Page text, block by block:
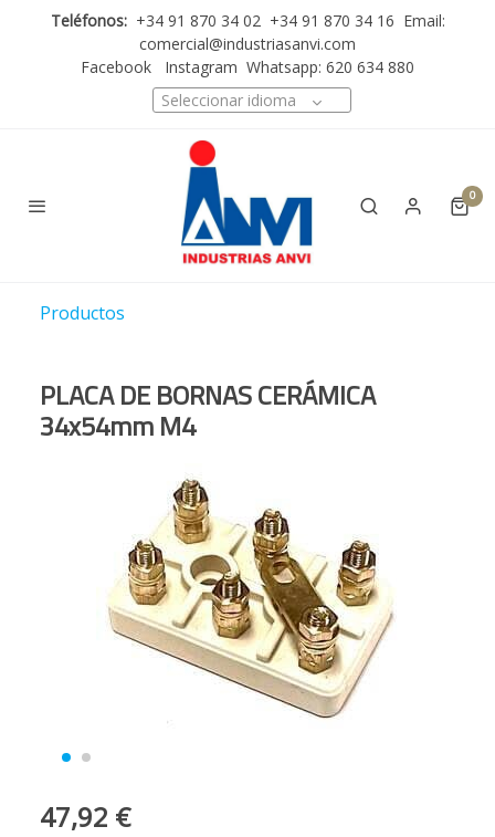
Teléfonos: +34 91 870 34 02 +34 91 870 34 16 Email:
comercial@industriasanvi.com
Facebook
Instagram Whatsapp: 620 634 880
Seleccionar idioma
0
Productos
PLACA DE BORNAS CERÁMICA
34x54mm M4
47,92 €